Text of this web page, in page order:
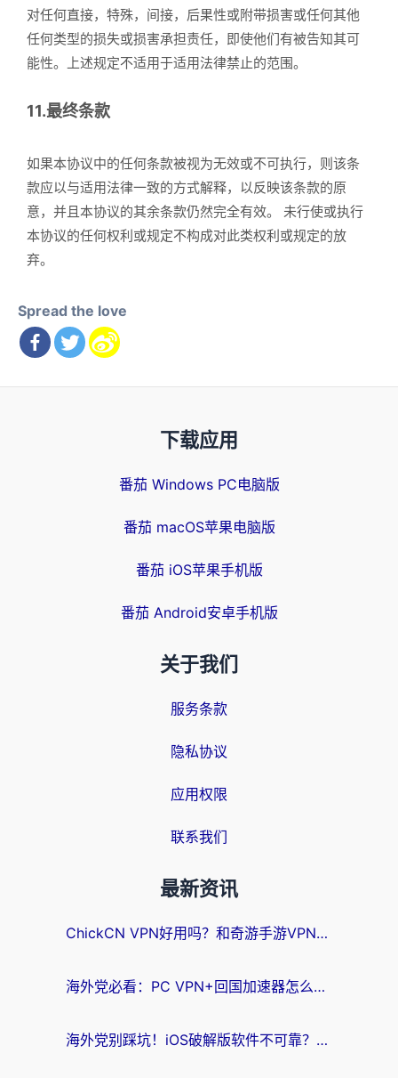
对任何直接，特殊，间接，后果性或附带损害或任何其他
任何类型的损失或损害承担责任，即使他们有被告知其可
能性。上述规定不适用于适用法律禁止的范围。
11.最终条款
如果本协议中的任何条款被视为无效或不可执行，则该条
款应以与适用法律一致的方式解释，以反映该条款的原
意，并且本协议的其余条款仍然完全有效。 未行使或执行
本协议的任何权利或规定不构成对此类权利或规定的放
弃。
Spread the love
下载应用
番茄 Windows PC电脑版
番茄 macOS苹果电脑版
番茄 iOS苹果手机版
番茄 Android安卓手机版
关于我们
服务条款
隐私协议
应用权限
联系我们
最新资讯
ChickCN VPN好用吗？和奇游手游VPN对比哪个回国效果更好？海外党亲测实用指南
海外党必看：PC VPN+回国加速器怎么选？无缝访问国内资源全攻略
海外党别踩坑！iOS破解版软件不可靠？教你选对回国加速器无缝看国内资源